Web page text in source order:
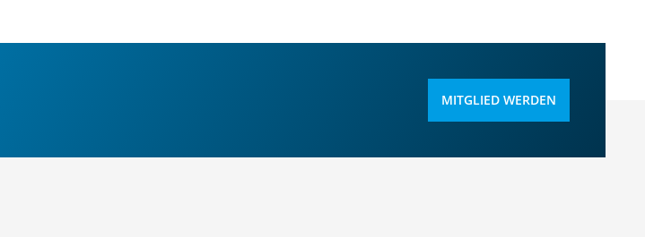
MITGLIED WERDEN